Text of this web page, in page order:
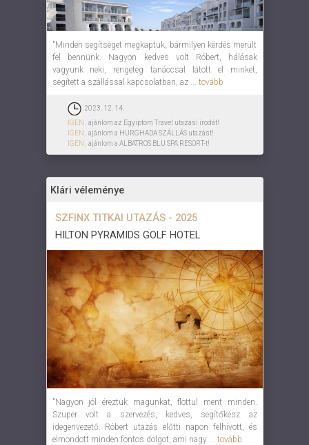
"Minden segítséget megkaptuk, bármilyen kérdés merült
fel bennünk. Nagyon kedves volt Róbert, hálásak
vagyunk neki, rengeteg tanáccsal látott el minket,
segített a szállással kapcsolatban, az ... tovább
2023. 12. 14.
IGEN,
ajánlom az Egyiptom Travel utazási irodát!
IGEN,
ajánlom a HURGHADA SZÁLLÁS utazást!
IGEN,
ajánlom a ALBATROS BLU SPA RESORT-t!
Klári véleménye
SZFINX TITKAI UTAZÁS - 2025
HILTON PYRAMIDS GOLF HOTEL
"Nagyon jól éreztük magunkat, flottul ment minden.
Szuper volt a szervezés, kedves, segítőkész az
idegenvezető. Róbert utazás előtti napon felhívott, és
elmondott minden fontos dolgot, ami nagy ... tovább